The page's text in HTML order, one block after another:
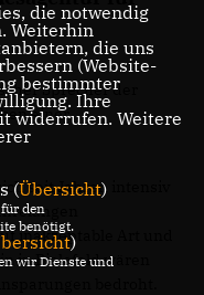
Sprecher der
einer
seit Jahren intensiv
inakzeptable Art und
in Bielefeld wären
bedroht.
die notwendig
Weiterhin
die uns
(Website-
bestimmter
Ihre
widerrufen. Weitere
(Übersicht)
den
benötigt.
)
wir Dienste und